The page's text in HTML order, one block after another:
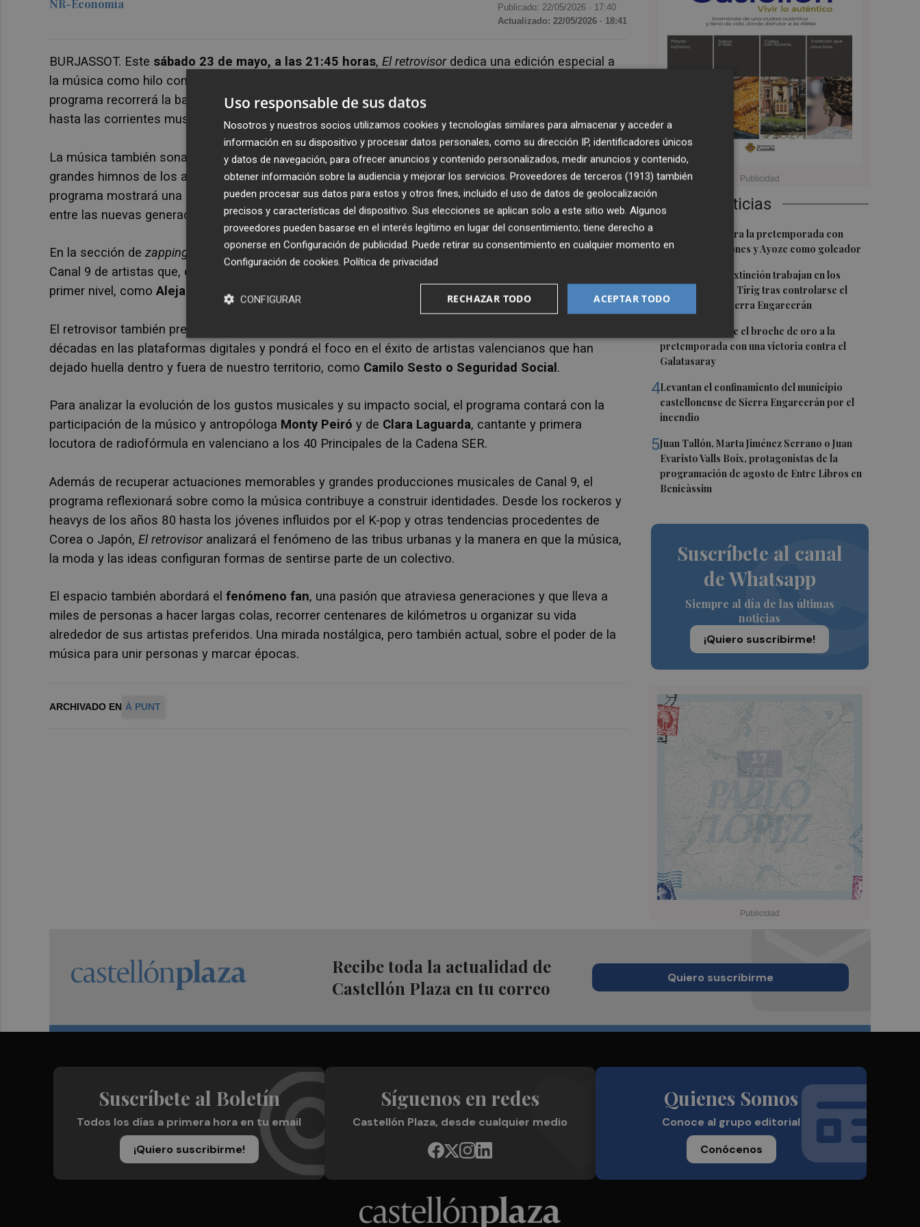
Últimas Noticias
1
El Villarreal cierra la pretemporada con
buenas sensaciones y Ayoze como goleador
Los medios de extinción trabajan en los
frentes de Catí y Tírig tras controlarse el
incendio de la Sierra Engarcerán
El Villarreal pone el broche de oro a la
pretemporada con una victoria contra el
Galatasaray
4Levantan el confinamiento del municipio
castellonense de Sierra Engarcerán por el
incendio
5Juan Tallón, Marta Jiménez Serrano o Juan
Evaristo Valls Boix, protagonistas de la
programación de agosto de Entre Libros en
Benicàssim
Suscríbete al canal
de Whatsapp
Siempre al día de las últimas
noticias
¡Quiero suscribirme!
NR-Economía Publicado: 22/05/2026 · 17:40
Actualizado: 22/05/2026 · 18:41
BURJASSOT. Este sábado 23 de mayo, a las 21:45 horas, El retrovisor dedica una edición especial a
la música como hilo conductor para descubrir cómo han cambiado los gustos de los valencianos. El
programa recorrerá la banda sonora de cuatro generaciones, desde el rock y el heavy de los años 80
hasta las corrientes musicales que ahora triunfan entre los más jóvenes.
La música también sonará en directo en el plató gracias a una banda que reinterpretará algunos de los
grandes himnos de los años 80 y 90, en un viaje cargado de recuerdos y emociones. Además, el
programa mostrará una sorprendenteexhibición detwerking, una disciplina cada vez más popular
entre las nuevas generaciones que reivindica la expresión corporal y el empoderamiento femenino.
En la sección de zapping
, los espectadores recuperarán imágenes de las primeras apariciones en
Canal 9 de artistas que, entonces, empezaban su carrera y que acabarían convirtiéndose en figuras de
primer nivel, como Alejandro Sanz o Marta Sánchez
El retrovisor también presentará los rankings de las canciones más escuchadas de las últimas
décadas en las plataformas digitales y pondrá el foco en el éxito de artistas valencianos que han
dejado huella dentro y fuera de nuestro territorio, como Camilo Sesto o Seguridad Social.
Para analizar la evolución de los gustos musicales y su impacto social, el programa contará con la
participación de la músico y antropóloga Monty Peiró y de Clara Laguarda, cantante y primera
locutora de radiofórmula en valenciano a los 40 Principales de la Cadena SER.
Además de recuperar actuaciones memorables y grandes producciones musicales de Canal 9, el
programa reflexionará sobre como la música contribuye a construir identidades. Desde los rockeros y
heavys de los años 80 hasta los jóvenes influidos por el K-pop y otras tendencias procedentes de
Corea o Japón, El retrovisoranalizará el fenómeno de las tribus urbanas y la manera en que la música,
la moda y las ideas configuran formas de sentirse parte de un colectivo.
El espacio también abordará el fenómeno fan, una pasión que atraviesa generaciones y que lleva a
miles de personas a hacer largas colas, recorrer centenares de kilómetros u organizar su vida
alrededor de sus artistas preferidos. Una mirada nostálgica, pero también actual, sobre el poder de la
música para unir personas y marcar épocas.
ARCHIVADO EN À PUNT
Recibe toda la actualidad de
Castellón Plaza en tu correo
Quiero suscribirme
Suscríbete al Boletín
Todos los días a primera hora en tu email
¡Quiero suscribirme!
Síguenos en redes
Castellón Plaza, desde cualquier medio
Quienes Somos
Conoce al grupo editorial
Conócenos
Uso responsable de sus datos
Nosotros y nuestros socios utilizamos cookies y tecnologías similares para almacenar y acceder a
información en su dispositivo y procesar datos personales, como su dirección IP, identificadores únicos
y datos de navegación, para ofrecer anuncios y contenido personalizados, medir anuncios y contenido,
obtener información sobre la audiencia y mejorar los servicios. Proveedores de terceros (1913) también
pueden procesar sus datos para estos y otros fines, incluido el uso de datos de geolocalización
precisos y características del dispositivo. Sus elecciones se aplican solo a este sitio web. Algunos
proveedores pueden basarse en el interés legítimo en lugar del consentimiento; tiene derecho a
oponerse en Configuración de publicidad. Puede retirar su consentimiento en cualquier momento en
Configuración de cookies. Política de privacidad
ACEPTAR TODO
RECHAZAR TODO
CONFIGURAR